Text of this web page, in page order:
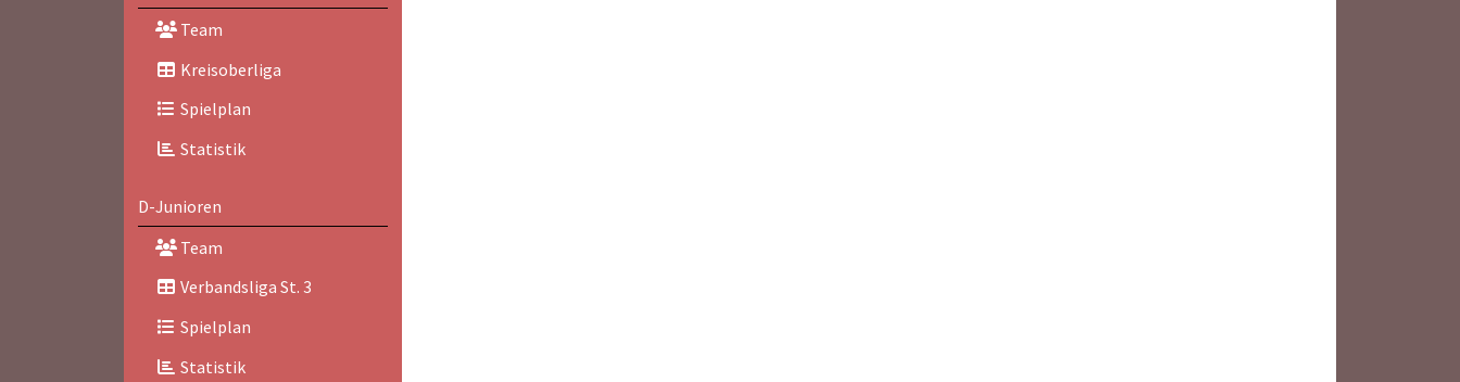
Team
Kreisoberliga
Spielplan
Statistik
D-Junioren
Team
Verbandsliga St. 3
Spielplan
Statistik